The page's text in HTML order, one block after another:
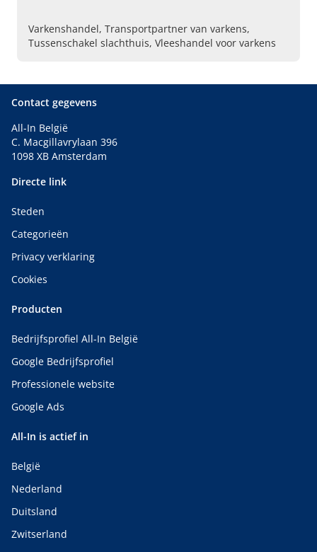
Varkenshandel, Transportpartner van varkens,
Tussenschakel slachthuis, Vleeshandel voor varkens
Contact gegevens
All-In België
C. Macgillavrylaan 396
1098 XB Amsterdam
Directe link
Steden
Categorieën
Privacy verklaring
Cookies
Producten
Bedrijfsprofiel All-In België
Google Bedrijfsprofiel
Professionele website
Google Ads
All-In is actief in
België
Nederland
Duitsland
Zwitserland